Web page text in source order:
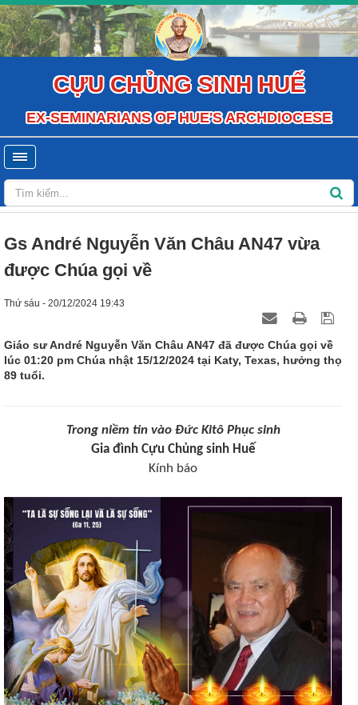
CỰU CHỦNG SINH HUẾ
EX-SEMINARIANS OF HUE'S ARCHDIOCESE
Gs André Nguyễn Văn Châu AN47 vừa
được Chúa gọi về
Thứ sáu - 20/12/2024 19:43
Giáo sư André Nguyễn Văn Châu AN47 đã được Chúa gọi về
lúc 01:20 pm Chúa nhật 15/12/2024 tại Katy, Texas, hưởng thọ
89 tuổi.
Trong niềm tin vào Đức Kitô Phục sinh
Gia đình Cựu Chủng sinh Huế
Kính báo